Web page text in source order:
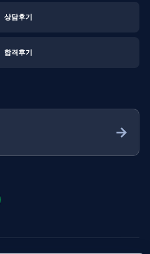
상담후기
합격후기
→